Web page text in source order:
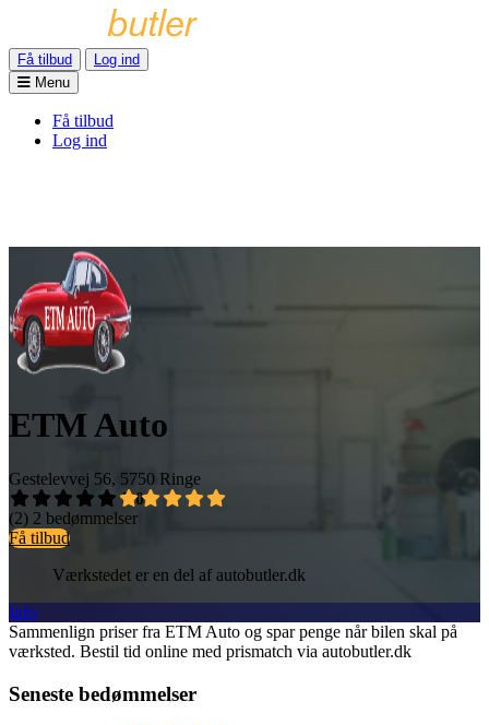
Få tilbud
Log ind
Menu
Få tilbud
Log ind
ETM Auto
Gestelevvej 56, 5750 Ringe
5,0
(2) 2 bedømmelser
Få tilbud
Værkstedet er en del af autobutler.dk
Info
Sammenlign priser fra ETM Auto og spar penge når bilen skal på
værksted. Bestil tid online med prismatch via autobutler.dk
Seneste bedømmelser